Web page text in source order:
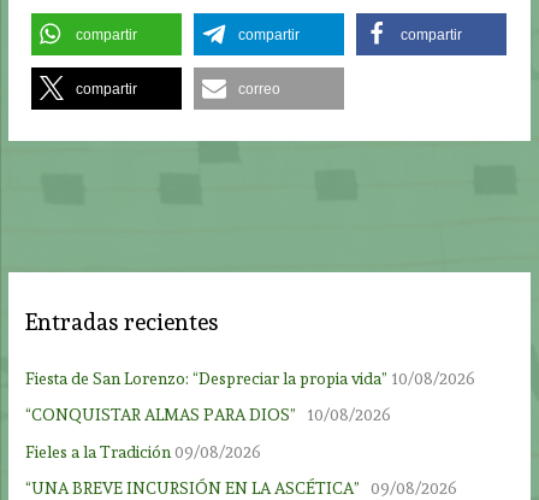
compartir compartir compartir
compartir correo
Entradas recientes
Fiesta de San Lorenzo: “Despreciar la propia vida” 10/08/2026
“CONQUISTAR ALMAS PARA DIOS”
10/08/2026
Fieles a la Tradición 09/08/2026
“UNA BREVE INCURSIÓN EN LA ASCÉTICA”
09/08/2026